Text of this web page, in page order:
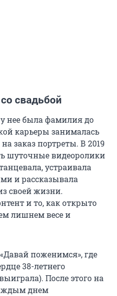
свадьбой
нее была фамилия до
карьеры занималась
заказ портреты. В 2019
шуточные видеоролики
устраивала
и рассказывала
своей жизни.
и то, как открыто
лишнем весе и
поженимся», где
38-летнего
После этого на
днем